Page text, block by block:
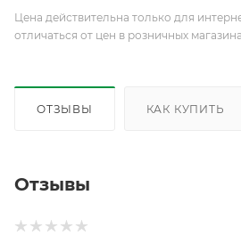
Цена действительна только для
отличаться от цен в розничных
ОТЗЫВЫ КАК КУПИТЬ
Отзывы